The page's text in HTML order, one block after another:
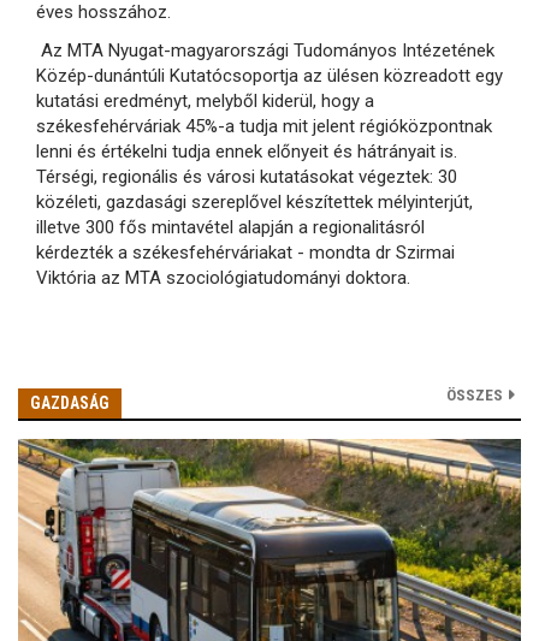
éves hosszához.
Az MTA Nyugat-magyarországi Tudományos Intézetének
Közép-dunántúli Kutatócsoportja az ülésen közreadott egy
kutatási eredményt, melyből kiderül, hogy a
székesfehérváriak 45%-a tudja mit jelent régióközpontnak
lenni és értékelni tudja ennek előnyeit és hátrányait is.
Térségi, regionális és városi kutatásokat végeztek: 30
közéleti, gazdasági szereplővel készítettek mélyinterjút,
illetve 300 fős mintavétel alapján a regionalitásról
kérdezték a székesfehérváriakat - mondta dr Szirmai
Viktória az MTA szociológiatudományi doktora.
GAZDASÁG ÖSSZES